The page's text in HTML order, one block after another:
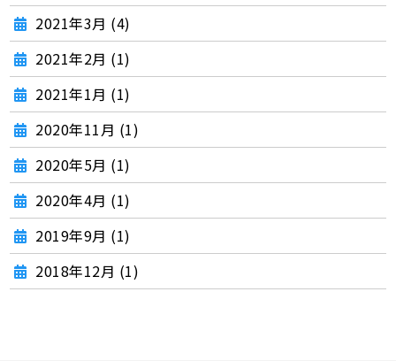
2021年3月 (4)
2021年2月 (1)
2021年1月 (1)
2020年11月 (1)
2020年5月 (1)
2020年4月 (1)
2019年9月 (1)
2018年12月 (1)